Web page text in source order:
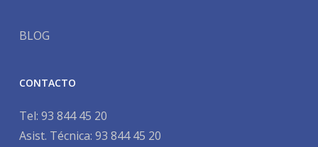
BLOG
CONTACTO
Tel: 93 844 45 20
Asist. Técnica: 93 844 45 20